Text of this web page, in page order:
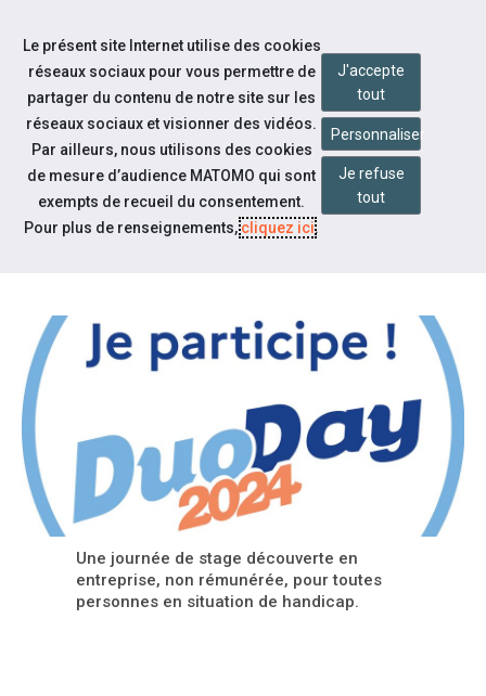
Aller au contenu
Notre actualité
DUODAY 2024, LES INSCRIPTIONS
Une journée de stage découverte en
entreprise, non rémunérée, pour toutes
personnes en situation de handicap.
Le présent site Internet utilise des cookies
réseaux sociaux pour vous permettre de
partager du contenu de notre site sur les
réseaux sociaux et visionner des vidéos.
Par ailleurs, nous utilisons des cookies
de mesure d’audience MATOMO qui sont
exempts de recueil du consentement.
Pour plus de renseignements,cliquez ici.
J'accepte
tout
Personnaliser
Je refuse
tout